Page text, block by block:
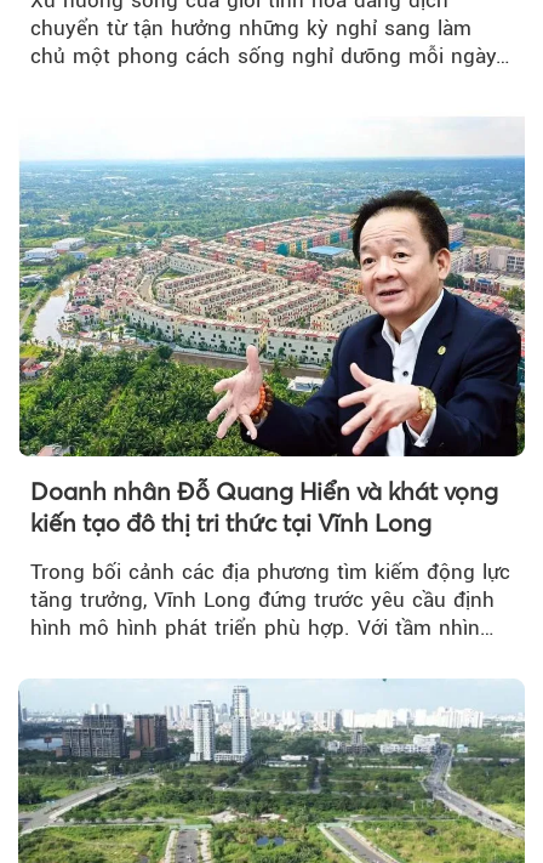
chuyển từ tận hưởng những kỳ nghỉ sang làm
chủ một phong cách sống nghỉ dưỡng mỗi ngày…
Doanh nhân Đỗ Quang Hiển và khát vọng
kiến tạo đô thị tri thức tại Vĩnh Long
Trong bối cảnh các địa phương tìm kiếm động lực
tăng trưởng, Vĩnh Long đứng trước yêu cầu định
hình mô hình phát triển phù hợp. Với tầm nhìn